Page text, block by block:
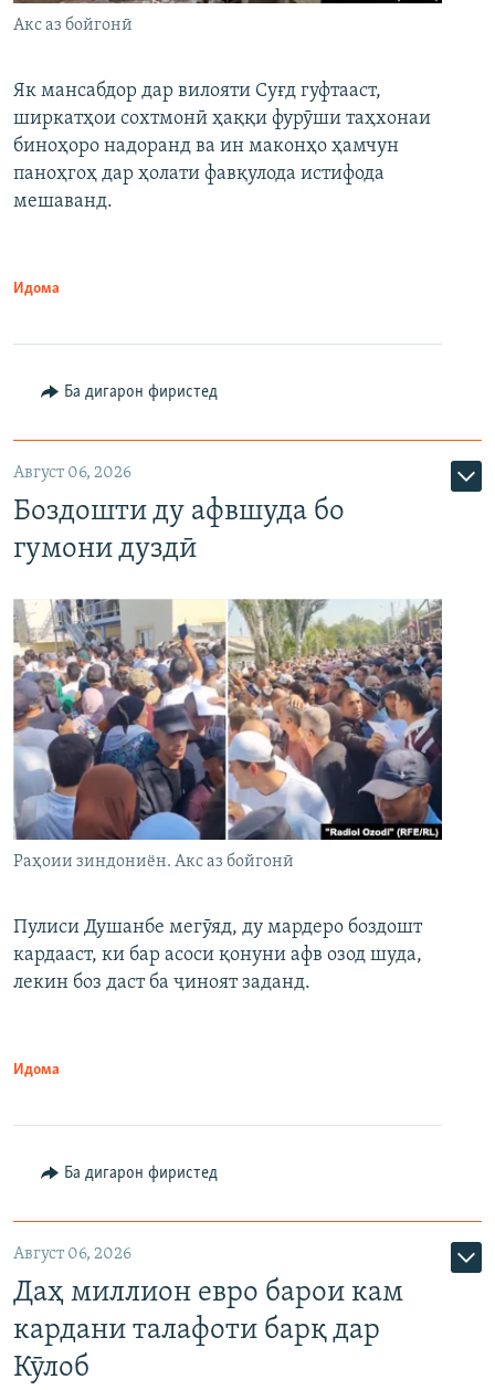
Акс аз бойгонӣ
Як мансабдор дар вилояти Суғд гуфтааст,
ширкатҳои сохтмонӣ ҳаққи фурӯши таҳхонаи
биноҳоро надоранд ва ин маконҳо ҳамчун
паноҳгоҳ дар ҳолати фавқулода истифода
мешаванд.
Идома
Ба дигарон фиристед
Август 06, 2026
Боздошти ду афвшуда бо
гумони дуздӣ
Раҳоии зиндониён. Акс аз бойгонӣ
Пулиси Душанбе мегӯяд, ду мардеро боздошт
кардааст, ки бар асоси қонуни афв озод шуда,
лекин боз даст ба ҷиноят заданд.
Идома
Ба дигарон фиристед
Август 06, 2026
Даҳ миллион евро барои кам
кардани талафоти барқ дар
Кӯлоб